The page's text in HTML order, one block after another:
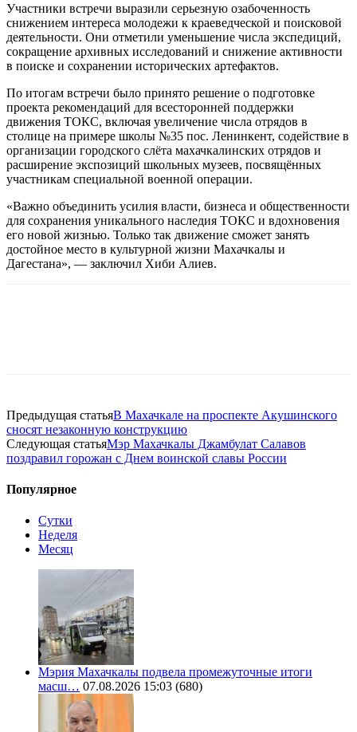
Участники встречи выразили серьезную озабоченность
снижением интереса молодежи к краеведческой и поисковой
деятельности. Они отметили уменьшение числа экспедиций,
сокращение архивных исследований и снижение активности
в поиске и сохранении исторических артефактов.
По итогам встречи было принято решение о подготовке
проекта рекомендаций для всесторонней поддержки
движения ТОКС, включая увеличение числа отрядов в
столице на примере школы №35 пос. Ленинкент, содействие в
организации городского слёта махачкалинских отрядов и
расширение экспозиций школьных музеев, посвящённых
участникам специальной военной операции.
«Важно объединить усилия власти, бизнеса и общественности
для сохранения уникального наследия ТОКС и вдохновения
его новой жизнью. Только так движение сможет занять
достойное место в культурной жизни Махачкалы и
Дагестана», — заключил Хиби Алиев.
Предыдущая статьяВ Махачкале на проспекте Акушинского
сносят незаконную конструкцию
Следующая статьяМэр Махачкалы Джамбулат Салавов
поздравил горожан с Днем воинской славы России
Популярное
Сутки
Неделя
Месяц
Мэрия Махачкалы подвела промежуточные итоги
масш… 07.08.2026 15:03 (680)